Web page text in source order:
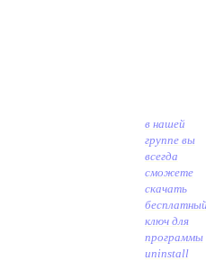
в нашей
группе вы
всегда
сможете
скачать
ключ для
программы
uninstall